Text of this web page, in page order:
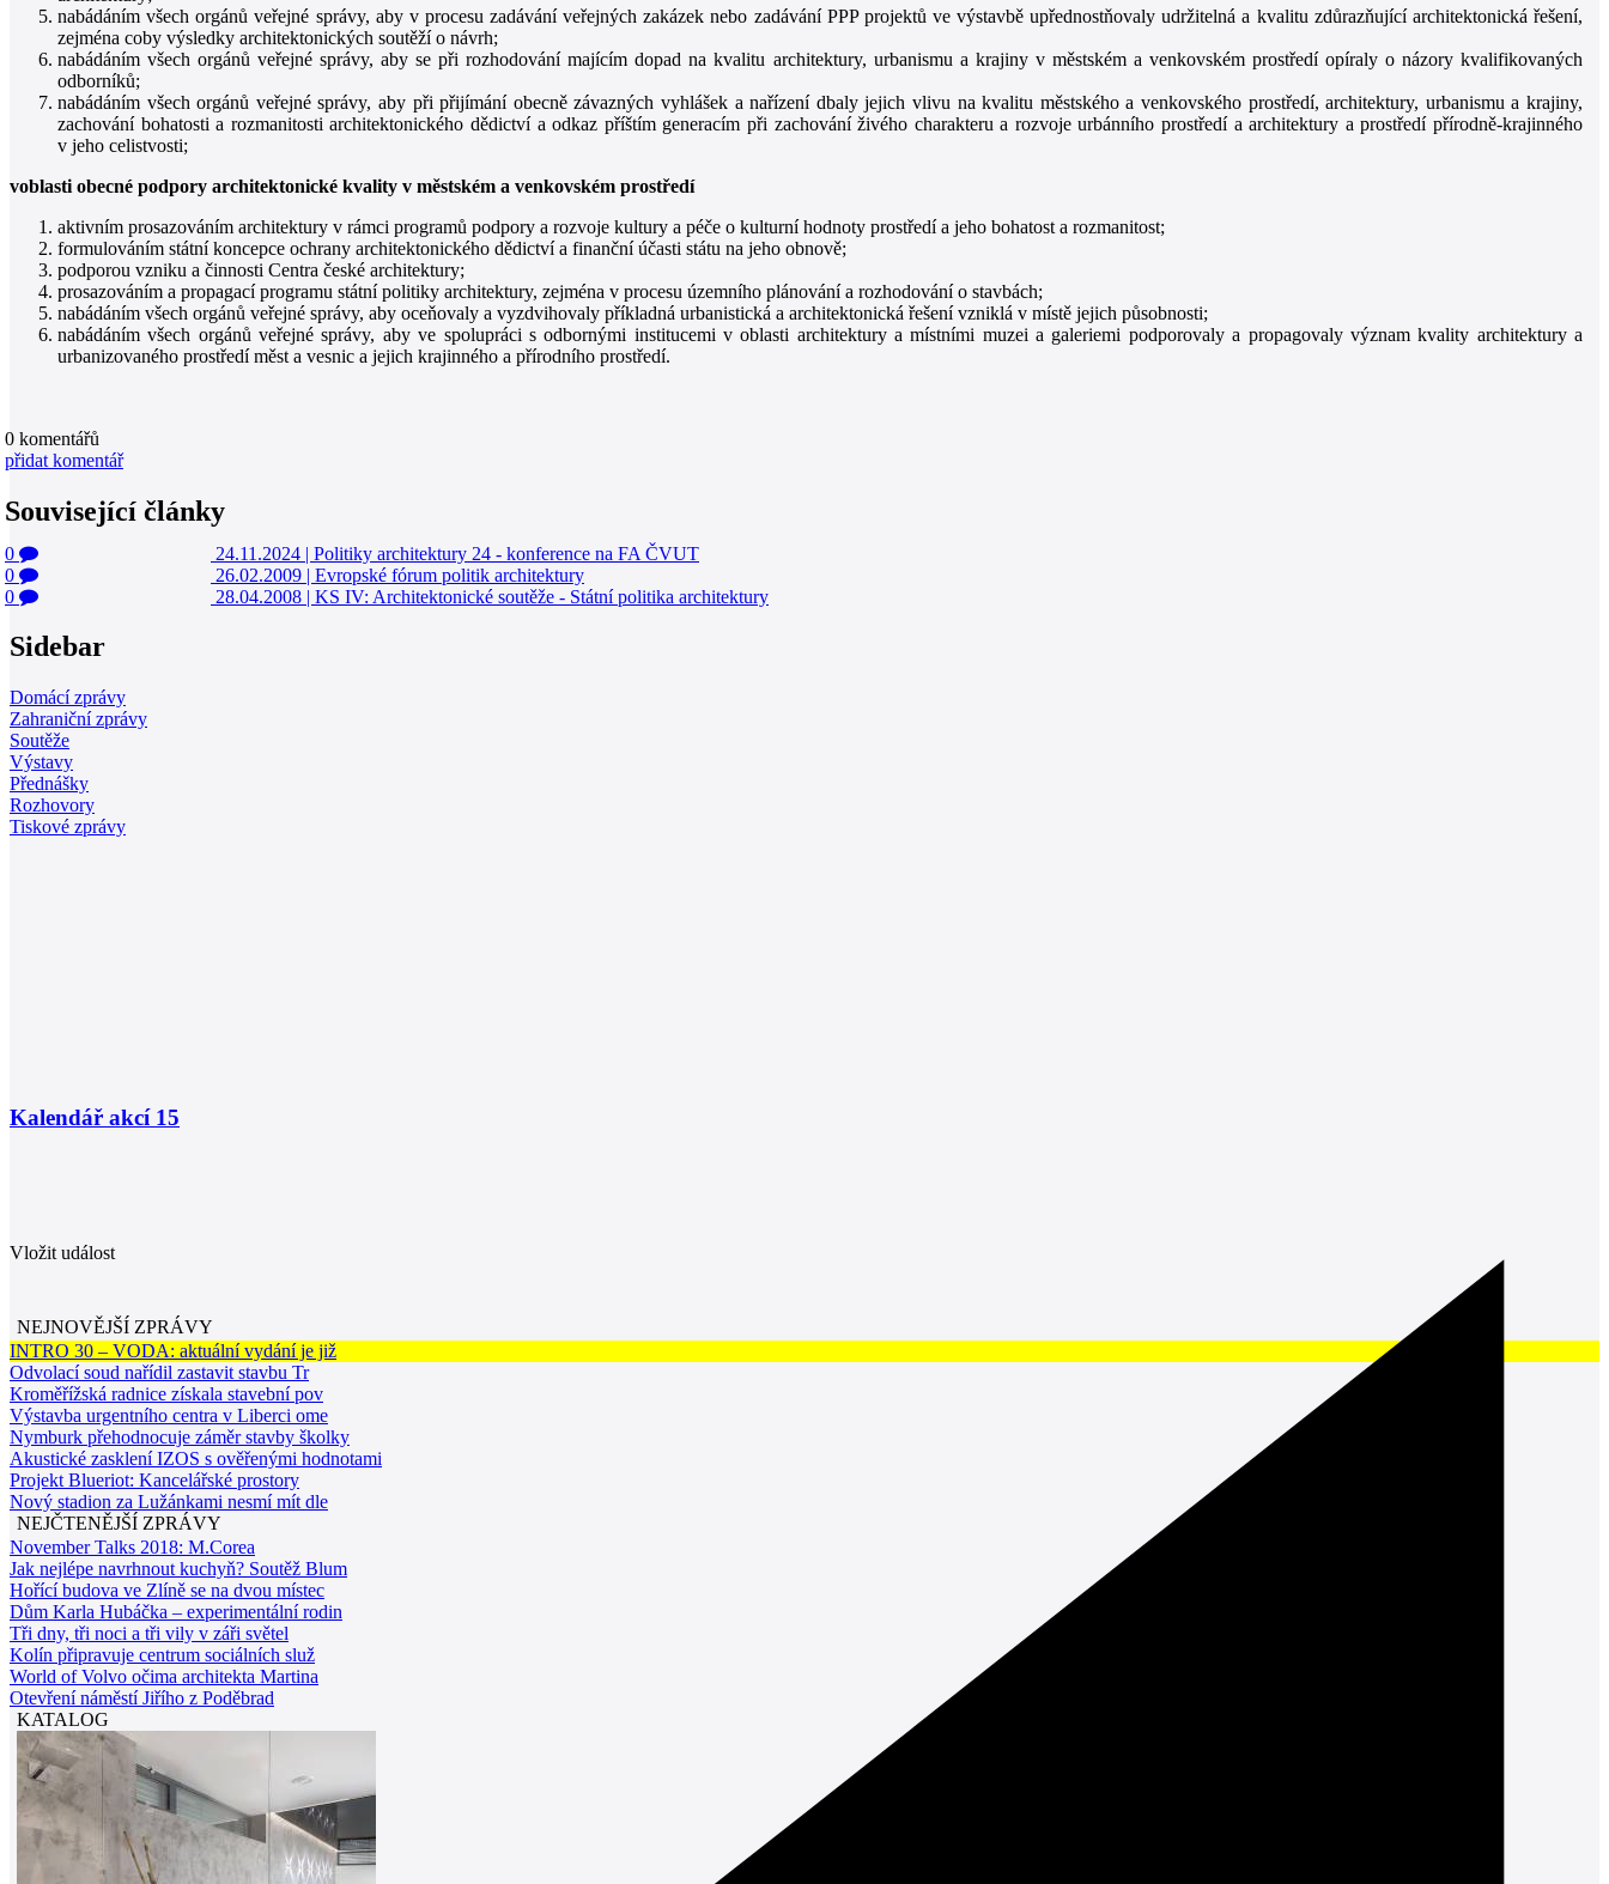
nabádáním všech orgánů veřejné správy, aby v procesu zadávání veřejných zakázek nebo zadávání PPP projektů ve výstavbě upřednostňovaly udržitelná a kvalitu zdůrazňující architektonická řešení,
zejména coby výsledky architektonických soutěží o návrh;
nabádáním všech orgánů veřejné správy, aby se při rozhodování majícím dopad na kvalitu architektury, urbanismu a krajiny v městském a venkovském prostředí opíraly o názory kvalifikovaných
odborníků;
nabádáním všech orgánů veřejné správy, aby při přijímání obecně závazných vyhlášek a nařízení dbaly jejich vlivu na kvalitu městského a venkovského prostředí, architektury, urbanismu a krajiny,
zachování bohatosti a rozmanitosti architektonického dědictví a odkaz příštím generacím při zachování živého charakteru a rozvoje urbánního prostředí a architektury a prostředí přírodně-krajinného
v jeho celistvosti;
voblasti obecné podpory architektonické kvality v městském a venkovském prostředí
aktivním prosazováním architektury v rámci programů podpory a rozvoje kultury a péče o kulturní hodnoty prostředí a jeho bohatost a rozmanitost;
formulováním státní koncepce ochrany architektonického dědictví a finanční účasti státu na jeho obnově;
podporou vzniku a činnosti Centra české architektury;
prosazováním a propagací programu státní politiky architektury, zejména v procesu územního plánování a rozhodování o stavbách;
nabádáním všech orgánů veřejné správy, aby oceňovaly a vyzdvihovaly příkladná urbanistická a architektonická řešení vzniklá v místě jejich působnosti;
nabádáním všech orgánů veřejné správy, aby ve spolupráci s odbornými institucemi v oblasti architektury a místními muzei a galeriemi podporovaly a propagovaly význam kvality architektury a
urbanizovaného prostředí měst a vesnic a jejich krajinného a přírodního prostředí.
0 komentářů
přidat komentář
Související články
0 24.11.2024 | Politiky architektury 24 - konference na FA ČVUT
0
26.02.2009 | Evropské fórum politik architektury
0
28.04.2008 | KS IV: Architektonické soutěže - Státní politika architektury
Sidebar
Domácí zprávy
Zahraniční zprávy
Soutěže
Výstavy
Přednášky
Rozhovory
Tiskové zprávy
Kalendář akcí 15
Vložit událost
NEJNOVĚJŠÍ ZPRÁVY
INTRO 30 – VODA: aktuální vydání je již
Odvolací soud nařídil zastavit stavbu Tr
Kroměřížská radnice získala stavební pov
Výstavba urgentního centra v Liberci ome
Nymburk přehodnocuje záměr stavby školky
Akustické zasklení IZOS s ověřenými hodnotami
Projekt Blueriot: Kancelářské prostory
Nový stadion za Lužánkami nesmí mít dle
NEJČTENĚJŠÍ ZPRÁVY
November Talks 2018: M.Corea
Jak nejlépe navrhnout kuchyň? Soutěž Blum
Hořící budova ve Zlíně se na dvou místec
Dům Karla Hubáčka – experimentální rodin
Tři dny, tři noci a tři vily v záři světel
Kolín připravuje centrum sociálních služ
World of Volvo očima architekta Martina
Otevření náměstí Jiřího z Poděbrad
KATALOG